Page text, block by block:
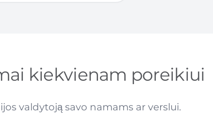
kiekvienam poreikiui
valdytoją savo namams ar verslui.